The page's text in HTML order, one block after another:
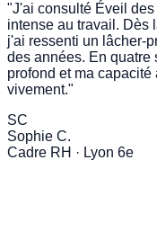
"J'ai consulté Éveil
intense au travail. Dès
j'ai ressenti un lâcher-
des années. En quatre
profond et ma
vivement."
SC
Sophie C.
Cadre RH · Lyon 6e